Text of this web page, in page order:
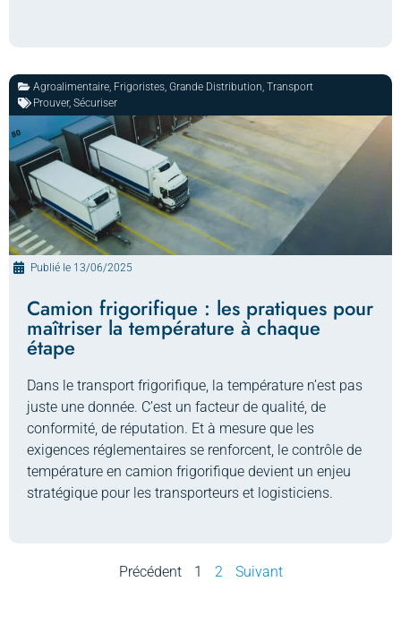
Agroalimentaire, Frigoristes, Grande Distribution, Transport
Prouver, Sécuriser
Publié le 13/06/2025
Camion frigorifique : les pratiques pour
maîtriser la température à chaque
étape
Dans le transport frigorifique, la température n’est pas
juste une donnée. C’est un facteur de qualité, de
conformité, de réputation. Et à mesure que les
exigences réglementaires se renforcent, le contrôle de
température en camion frigorifique devient un enjeu
stratégique pour les transporteurs et logisticiens.
Précédent 1 2 Suivant